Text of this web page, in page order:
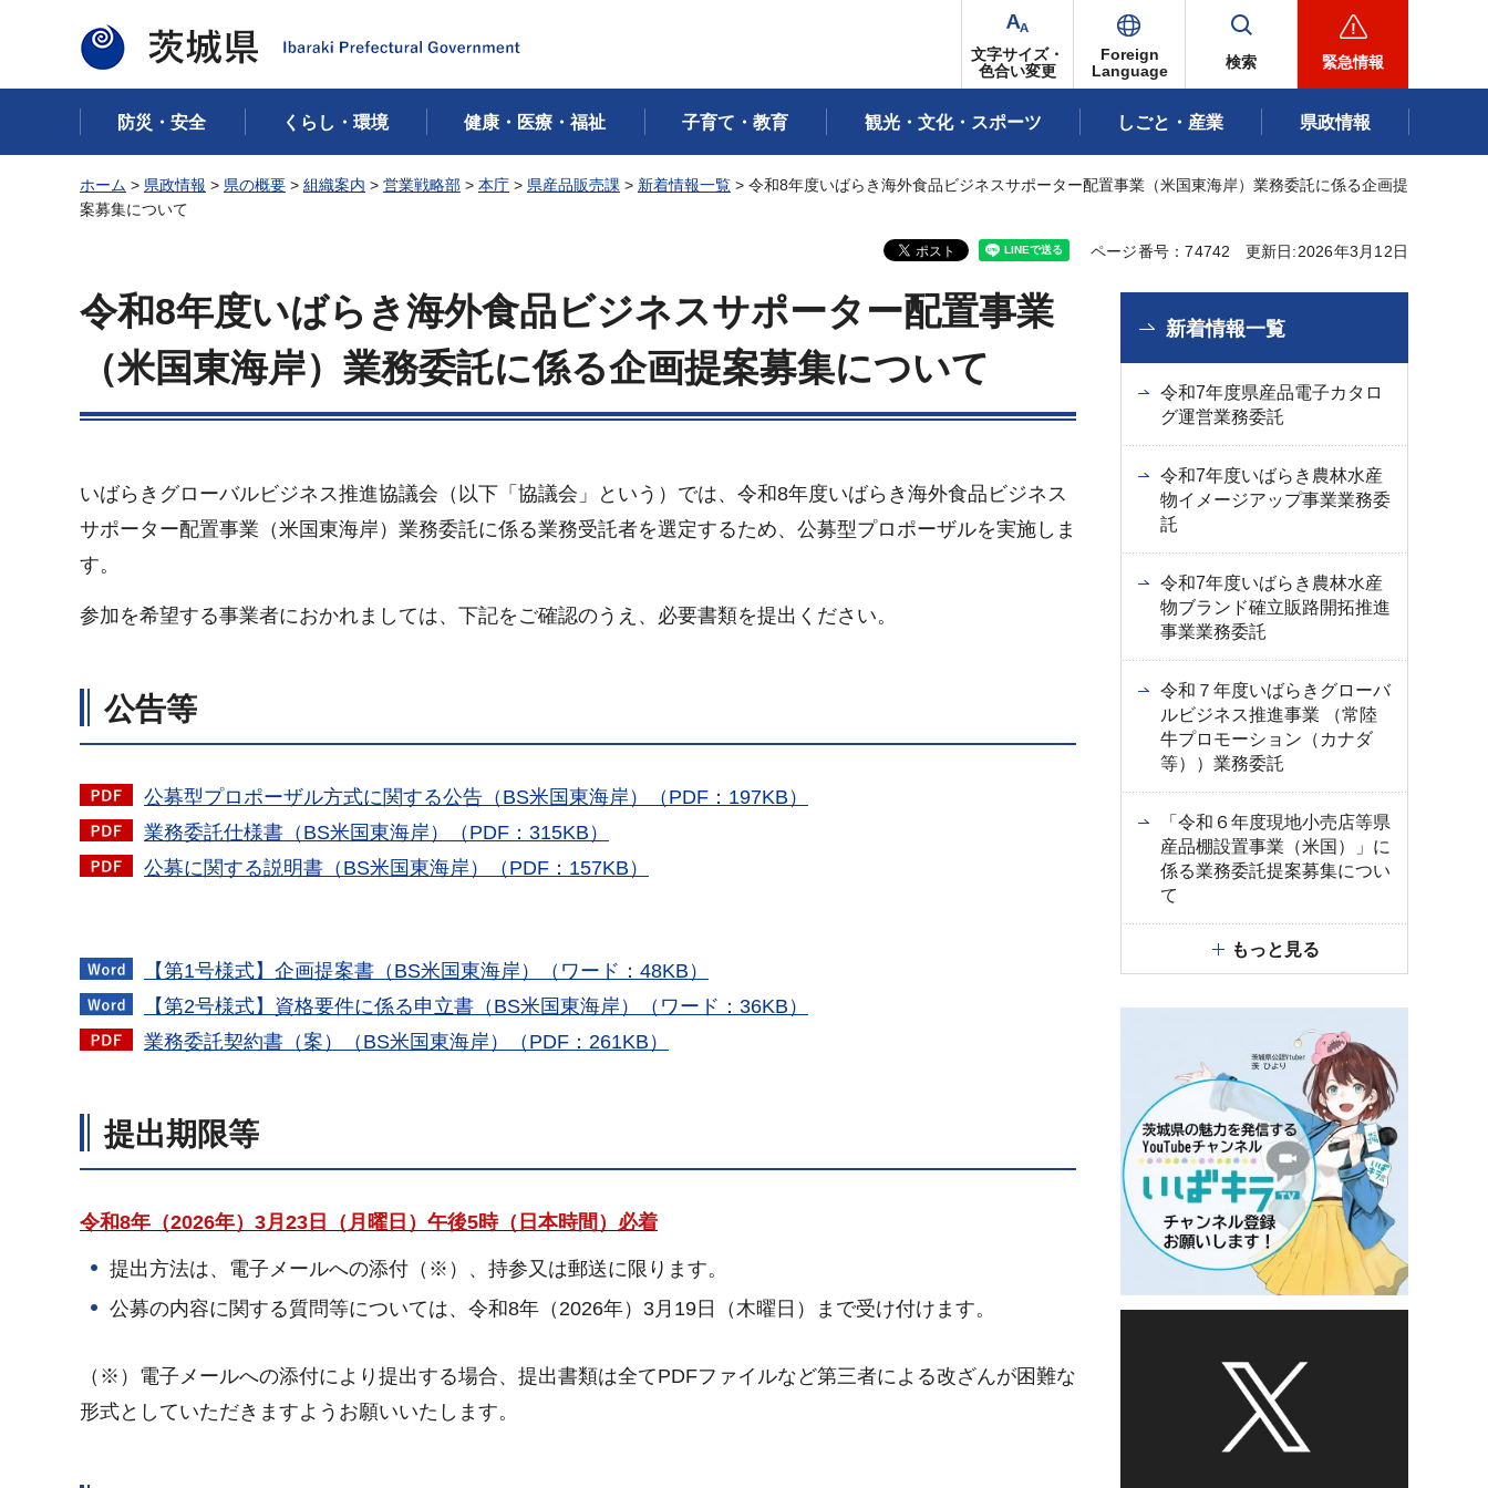
茨城県
文字サイズ・
色合い変更
Foreign
Language
検索 緊急情報
防災・安全 くらし・環境 健康・医療・福祉 子育て・教育 観光・文化・スポーツ しごと・産業 県政情報
ホーム > 県政情報 > 県の概要 > 組織案内 > 営業戦略部 > 本庁 > 県産品販売課 > 新着情報一覧 > 令和8年度いばらき海外食品ビジネスサポーター配置事業（米国東海岸）業務委託に係る企画提
案募集について
ページ番号：74742 更新日:2026年3月12日
令和8年度いばらき海外食品ビジネスサポーター配置事業
（米国東海岸）業務委託に係る企画提案募集について
いばらきグローバルビジネス推進協議会（以下「協議会」という）では、令和8年度いばらき海外食品ビジネス
サポーター配置事業（米国東海岸）業務委託に係る業務受託者を選定するため、公募型プロポーザルを実施しま
す。
参加を希望する事業者におかれましては、下記をご確認のうえ、必要書類を提出ください。
公告等
公募型プロポーザル方式に関する公告（BS米国東海岸）（PDF：197KB）
業務委託仕様書（BS米国東海岸）（PDF：315KB）
公募に関する説明書（BS米国東海岸）（PDF：157KB）
【第1号様式】企画提案書（BS米国東海岸）（ワード：48KB）
【第2号様式】資格要件に係る申立書（BS米国東海岸）（ワード：36KB）
業務委託契約書（案）（BS米国東海岸）（PDF：261KB）
提出期限等
令和8年（2026年）3月23日（月曜日）午後5時（日本時間）必着
提出方法は、電子メールへの添付（※）、持参又は郵送に限ります。
公募の内容に関する質問等については、令和8年（2026年）3月19日（木曜日）まで受け付けます。
（※）電子メールへの添付により提出する場合、提出書類は全てPDFファイルなど第三者による改ざんが困難な
形式としていただきますようお願いいたします。
新着情報一覧
令和7年度県産品電子カタロ
グ運営業務委託
令和7年度いばらき農林水産
物イメージアップ事業業務委
託
令和7年度いばらき農林水産
物ブランド確立販路開拓推進
事業業務委託
令和７年度いばらきグローバ
ルビジネス推進事業 （常陸
牛プロモーション（カナダ
等））業務委託
「令和６年度現地小売店等県
産品棚設置事業（米国）」に
係る業務委託提案募集につい
て
もっと見る